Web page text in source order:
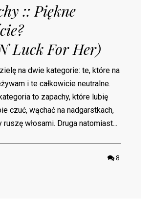
:: Piękne
Luck For Her)
na dwie kategorie: te, które na
i te całkowicie neutralne.
to zapachy, które lubię
czuć, wąchać na nadgarstkach,
ruszę włosami. Druga natomiast...
8